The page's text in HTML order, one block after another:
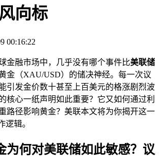
向标
00:16:22
金融市场中，几乎没有哪个事件比美联储
金（XAU/USD）的储决神经。每一次议
引发金价数十甚至上百美元的格涨剧烈波
核心一纸声明如此重要？它又如何通过利
路径影响黄金？美联本文将为你揭开这一
逻辑。
为何对美联储如此敏感？议